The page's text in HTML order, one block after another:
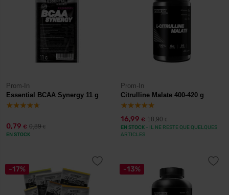
Prom-In
Essential BCAA Synergy 11 g
0,79 € 0,89€
EN STOCK
Prom-In
Citrulline Malate 400-420 g
16,99 € 18,90€
EN STOCK - IL NE RESTE QUE QUELQUES
ARTICLES
-17% -13%